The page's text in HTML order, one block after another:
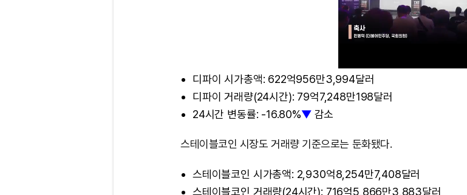
디파이 시가총액: 622억956만3,994달러
디파이 거래량(24시간): 79억7,248만198달러
24시간 변동률: -16.80%▼감소
스테이블코인 시장도 거래량 기준으로는 둔화됐다.
스테이블코인 시가총액: 2,930억8,254만7,408달러
스테이블코인 거래량(24시간): 716억5,866만3,883달러